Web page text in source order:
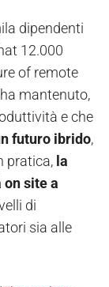
dipendenti
12.000
of remote
mantenuto,
e che
futuro ibrido,
pratica, la
site a
di
sia alle